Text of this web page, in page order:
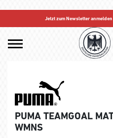
Jetzt zum Newsletter
PUMA TEAMGOAL
WMNS